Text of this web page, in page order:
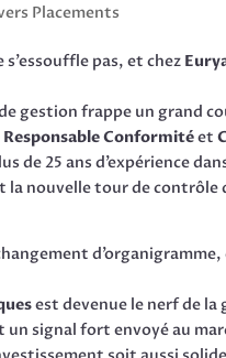
Placements
pas, et chez
gestion frappe un grand
Responsable Conformitéet
de 25 ans d’expérience
nouvelle tour de contrôle
est devenue le nerf de la
un signal fort envoyé au